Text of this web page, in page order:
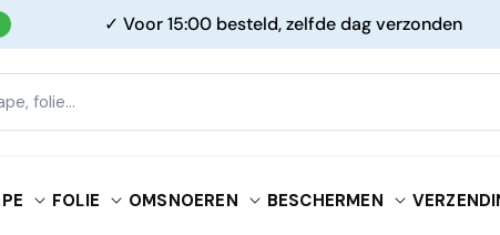
✓ Voor 15:00 besteld, zelfde dag verzonden
FOLIE OMSNOEREN BESCHERMEN